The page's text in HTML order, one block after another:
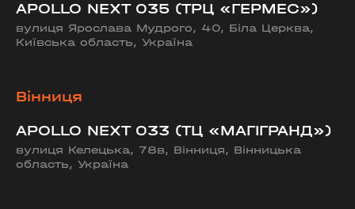
APOLLO NEXT 035 (ТРЦ «ГЕРМЕС»)
вулиця Ярослава Мудрого, 40, Біла Церква,
Київська область, Україна
Вінниця
APOLLO NEXT 033 (ТЦ «МАГІГРАНД»)
вулиця Келецька, 78в, Вінниця, Вінницька
область, Україна